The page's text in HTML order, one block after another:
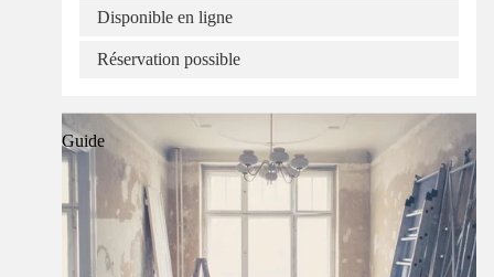
Disponible en ligne
Réservation possible
Guide